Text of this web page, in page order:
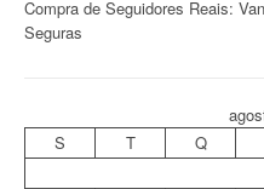
Compra de Seguidores Reais:
Seguras
S
T Q